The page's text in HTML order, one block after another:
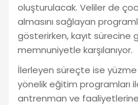
oluşturulacak. Veliler de
almasını sağlayan
gösterirken, kayıt
memnuniyetle karşılanıyor.
İlerleyen süreçte ise
yönelik eğitim programları
antrenman ve